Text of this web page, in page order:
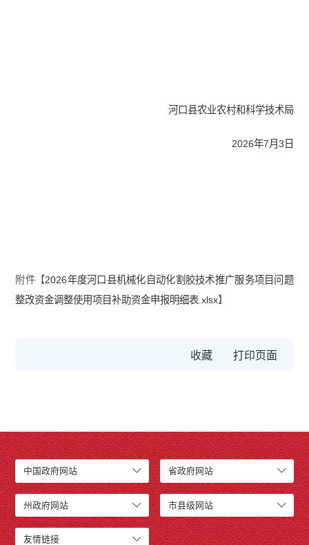
河口县农业农村和科学技术局
2026年7月3日
附件【2026年度河口县机械化自动化割胶技术推广服务项目问题
整改资金调整使用项目补助资金申报明细表.xlsx】
收藏
中国政府网站 省政府网站
州政府网站 市县级网站
友情链接